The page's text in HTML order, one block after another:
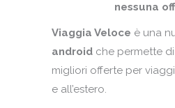
nessuna
Viaggia Veloce è una
android che permette
migliori offerte per
e all’estero.